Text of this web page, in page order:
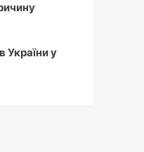
України у